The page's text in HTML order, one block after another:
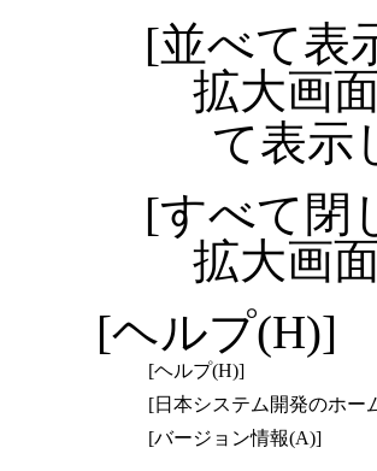
[並べて表
拡大画
て表示
[すべて閉
拡大画
[ヘルプ(H)]
[ヘルプ(H)]
[日本システム開発のホー
[バージョン情報(A)]